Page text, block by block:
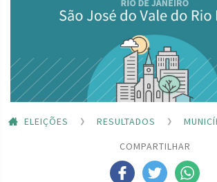
ELEIÇÕES RESULTADOS
COMPARTILHAR